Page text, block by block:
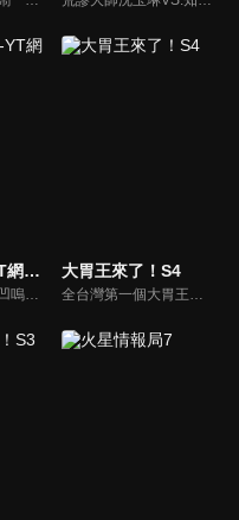
娛樂百分百-YT網路版
益智燒腦遊戲「凹嗚狼人殺」激發你的邏輯推理能力，偶像巨星雲集，全球娛樂資訊，一手掌握不脫節！2025全新升級改版，盡在《娛樂百分百-YT網路版》！
大胃王來了！S4
全台灣第一個大胃王美食節目，由主持人帶領大胃王們及名人來賓吃遍台灣美食，每趟旅程都有不同的美食主題以及遊戲互動，並藉由大胃王幸福地享用，讓觀眾深刻了解台灣美食文化的豐富特色！